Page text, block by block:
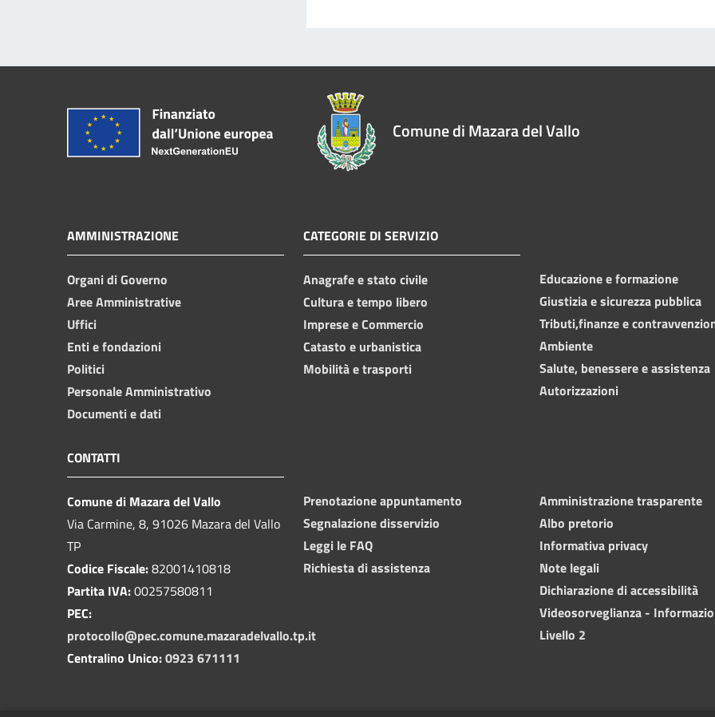
Comune di Mazara del Vallo
AMMINISTRAZIONE
Organi di Governo
Aree Amministrative
Uffici
Enti e fondazioni
Politici
Personale Amministrativo
Documenti e dati
CATEGORIE DI SERVIZIO
Anagrafe e stato civile
Cultura e tempo libero
Imprese e Commercio
Catasto e urbanistica
Mobilità e trasporti
Educazione e formazione
Giustizia e sicurezza pubblica
Tributi,finanze e
Ambiente
Salute, benessere e assistenza
Autorizzazioni
CONTATTI
Comune di Mazara del Vallo
Via Carmine, 8, 91026 Mazara del Vallo
TP
Codice Fiscale:82001410818
Partita IVA:00257580811
PEC:
protocollo@pec.comune.mazaradelvallo.tp.it
Centralino Unico:0923 671111
Prenotazione appuntamento
Segnalazione disservizio
Leggi le FAQ
Richiesta di assistenza
Amministrazione trasparente
Albo pretorio
Informativa privacy
Note legali
Dichiarazione di accessibilità
Videosorveglianza -
Livello 2